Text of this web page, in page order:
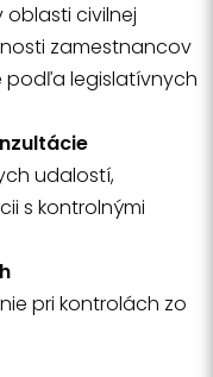
civilnej
zamestnancov
podľa legislatívnych
udalostí,
s kontrolnými
pri kontrolách zo